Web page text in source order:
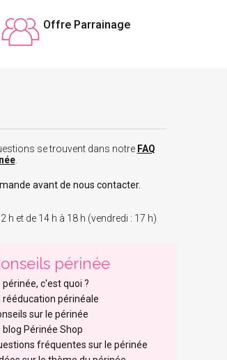
Offre Parrainage
se trouvent dans notre FAQ
.
avant de nous contacter.
h et de 14 h à 18 h (vendredi : 17 h)
périnée
périnée, c'est quoi ?
rééducation périnéale
sur le périnée
blog Périnée Shop
fréquentes sur le périnée